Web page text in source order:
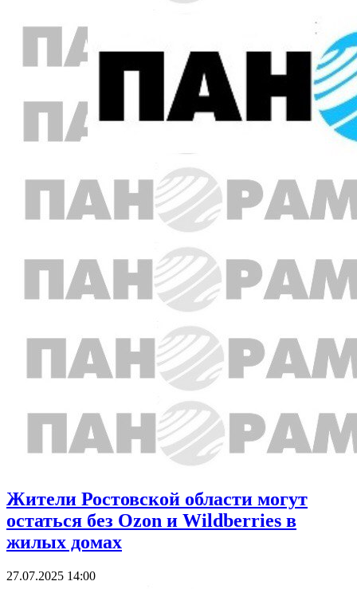
Жители Ростовской области могут
остаться без Ozon и Wildberries в
жилых домах
27.07.2025 14:00